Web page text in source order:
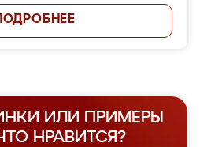
ИЛИ ПРИМЕРЫ
НРАВИТСЯ?